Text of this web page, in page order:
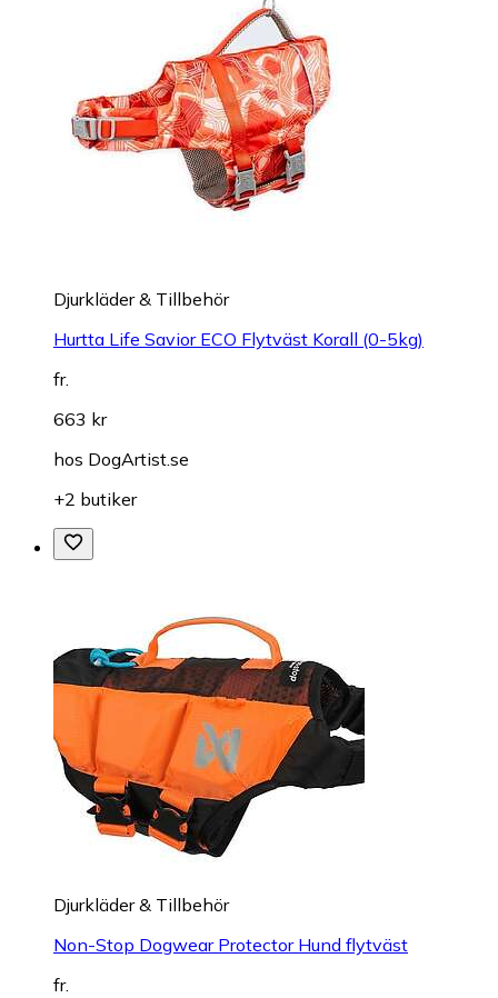
Djurkläder & Tillbehör
Hurtta Life Savior ECO Flytväst Korall (0-5kg)
fr.
663 kr
hos DogArtist.se
+2 butiker
Djurkläder & Tillbehör
Non-Stop Dogwear Protector Hund flytväst
fr.